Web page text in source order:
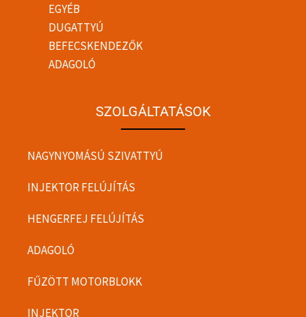
EGYÉB
DUGATTYÚ
BEFECSKENDEZŐK
ADAGOLÓ
SZOLGÁLTATÁSOK
NAGYNYOMÁSÚ SZIVATTYÚ
INJEKTOR FELÚJÍTÁS
HENGERFEJ FELÚJÍTÁS
ADAGOLÓ
FŰZÖTT MOTORBLOKK
INJEKTOR